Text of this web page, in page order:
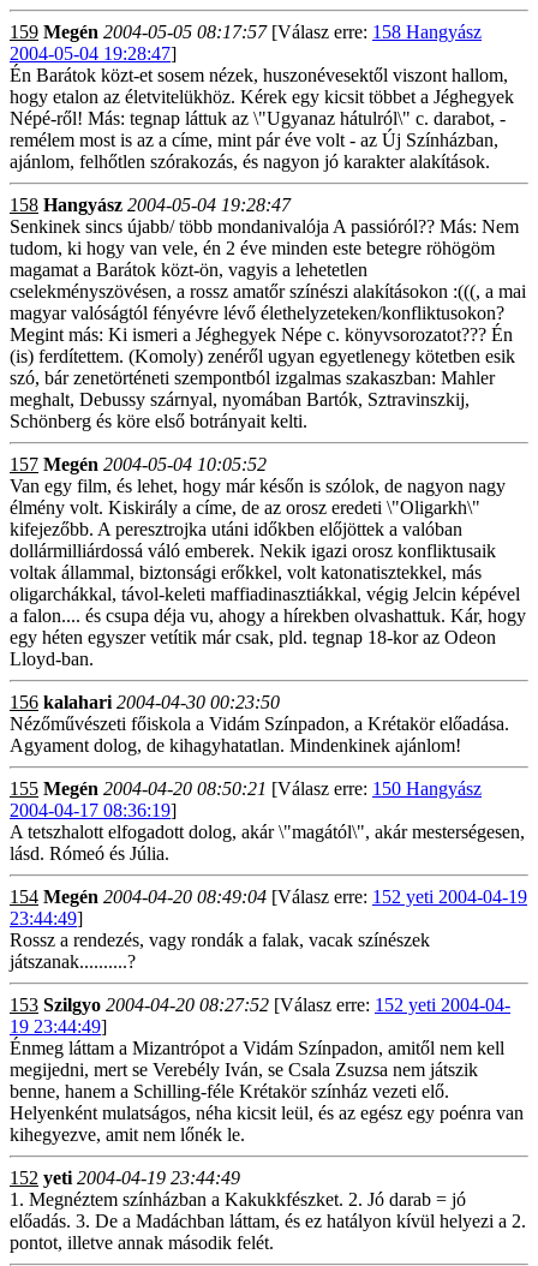
159 Megén 2004-05-05 08:17:57[Válasz erre: 158 Hangyász
2004-05-04 19:28:47]
Én Barátok közt-et sosem nézek, huszonévesektől viszont hallom,
hogy etalon az életvitelükhöz. Kérek egy kicsit többet a Jéghegyek
Népé-ről! Más: tegnap láttuk az \"Ugyanaz hátulról\" c. darabot, -
remélem most is az a címe, mint pár éve volt - az Új Színházban,
ajánlom, felhőtlen szórakozás, és nagyon jó karakter alakítások.
158 Hangyász 2004-05-04 19:28:47
Senkinek sincs újabb/ több mondanivalója A passióról?? Más: Nem
tudom, ki hogy van vele, én 2 éve minden este betegre röhögöm
magamat a Barátok közt-ön, vagyis a lehetetlen
cselekményszövésen, a rossz amatőr színészi alakításokon :(((, a mai
magyar valóságtól fényévre lévő élethelyzeteken/konfliktusokon?
Megint más: Ki ismeri a Jéghegyek Népe c. könyvsorozatot??? Én
(is) ferdítettem. (Komoly) zenéről ugyan egyetlenegy kötetben esik
szó, bár zenetörténeti szempontból izgalmas szakaszban: Mahler
meghalt, Debussy szárnyal, nyomában Bartók, Sztravinszkij,
Schönberg és köre első botrányait kelti.
157 Megén 2004-05-04 10:05:52
Van egy film, és lehet, hogy már későn is szólok, de nagyon nagy
élmény volt. Kiskirály a címe, de az orosz eredeti \"Oligarkh\"
kifejezőbb. A peresztrojka utáni időkben előjöttek a valóban
dollármilliárdossá váló emberek. Nekik igazi orosz konfliktusaik
voltak állammal, biztonsági erőkkel, volt katonatisztekkel, más
oligarchákkal, távol-keleti maffiadinasztiákkal, végig Jelcin képével
a falon.... és csupa déja vu, ahogy a hírekben olvashattuk. Kár, hogy
egy héten egyszer vetítik már csak, pld. tegnap 18-kor az Odeon
Lloyd-ban.
156 kalahari 2004-04-30 00:23:50
Nézőművészeti főiskola a Vidám Színpadon, a Krétakör előadása.
Agyament dolog, de kihagyhatatlan. Mindenkinek ajánlom!
155 Megén 2004-04-20 08:50:21 [Válasz erre: 150 Hangyász
2004-04-17 08:36:19]
A tetszhalott elfogadott dolog, akár \"magától\", akár mesterségesen,
lásd. Rómeó és Júlia.
154 Megén 2004-04-20 08:49:04 [Válasz erre: 152 yeti 2004-04-19
23:44:49]
Rossz a rendezés, vagy rondák a falak, vacak színészek
játszanak..........?
153 Szilgyo 2004-04-20 08:27:52 [Válasz erre: 152 yeti 2004-04-
19 23:44:49]
Énmeg láttam a Mizantrópot a Vidám Színpadon, amitől nem kell
megijedni, mert se Verebély Iván, se Csala Zsuzsa nem játszik
benne, hanem a Schilling-féle Krétakör színház vezeti elő.
Helyenként mulatságos, néha kicsit leül, és az egész egy poénra van
kihegyezve, amit nem lőnék le.
152 yeti 2004-04-19 23:44:49
1. Megnéztem színházban a Kakukkfészket. 2. Jó darab = jó
előadás. 3. De a Madáchban láttam, és ez hatályon kívül helyezi a 2.
pontot, illetve annak második felét.